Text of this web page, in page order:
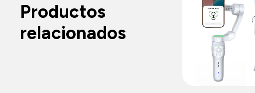
Productos
relacionados